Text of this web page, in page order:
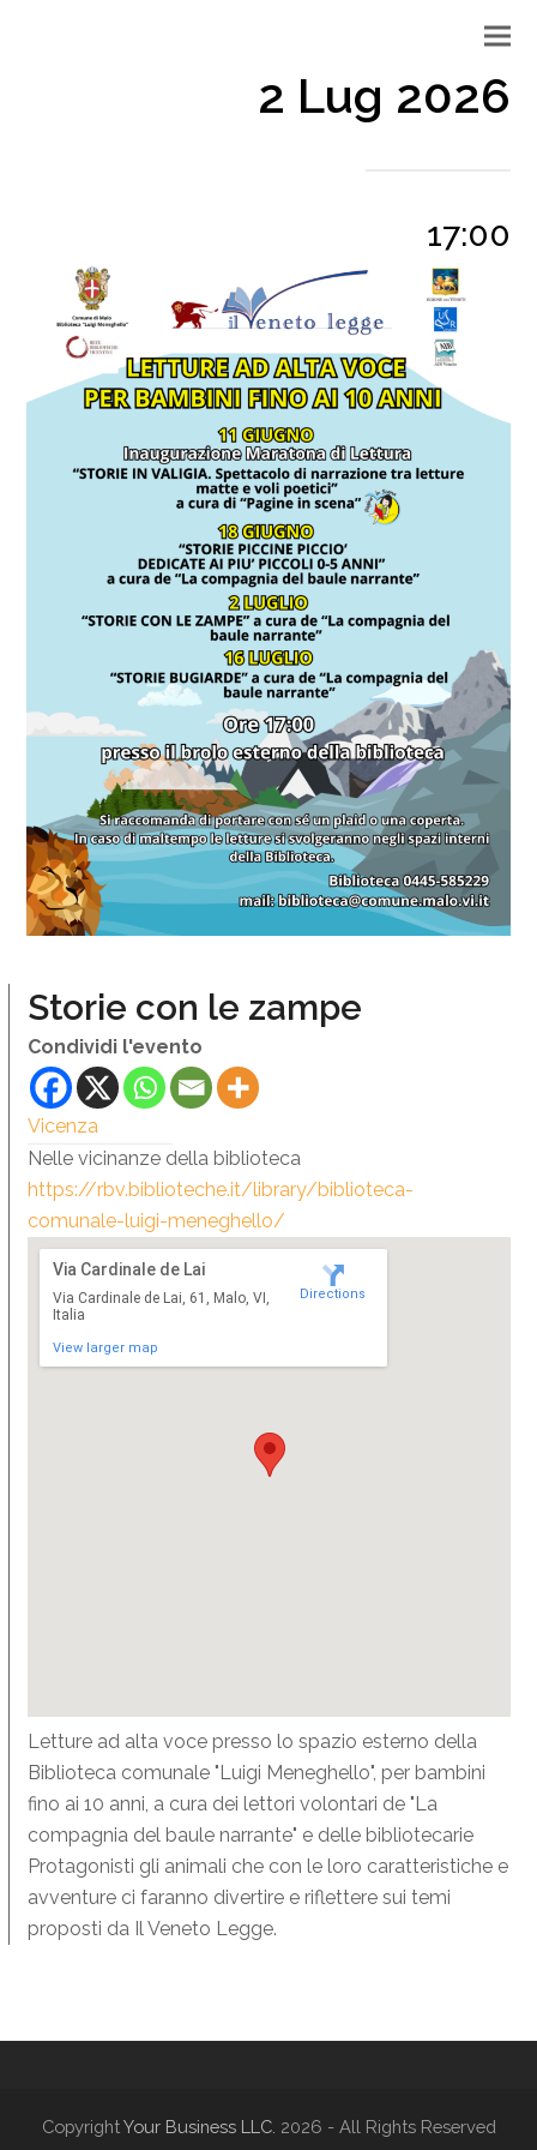
2 Lug 2026
17:00
Storie con le zampe
Condividi l'evento
Vicenza
Nelle vicinanze della biblioteca
https://rbv.biblioteche.it/library/biblioteca-
comunale-luigi-meneghello/
Via Cardinale de Lai
Via Cardinale de Lai, 61, Malo, VI,
Italia
View larger map
Directions
Letture ad alta voce presso lo spazio esterno della
Biblioteca comunale "Luigi Meneghello", per bambini
fino ai 10 anni, a cura dei lettori volontari de "La
compagnia del baule narrante" e delle bibliotecarie
Protagonisti gli animali che con le loro caratteristiche e
avventure ci faranno divertire e riflettere sui temi
proposti da Il Veneto Legge.
CopyrightYour Business LLC. 2026 - All Rights Reserved